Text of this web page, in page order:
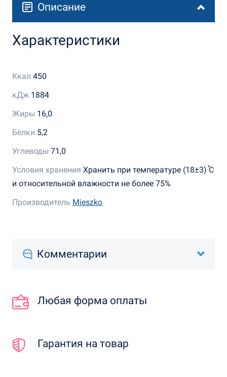
Описание
Характеристики
Ккал 450
кДж 1884
Жиры 16,0
Белки 5,2
Углеводы 71,0
Условия хранения Хранить при температуре (18±3) ֯С
и относительной влажности не более 75%
Производитель Mieszko
Комментарии
Любая форма оплаты
Гарантия на товар